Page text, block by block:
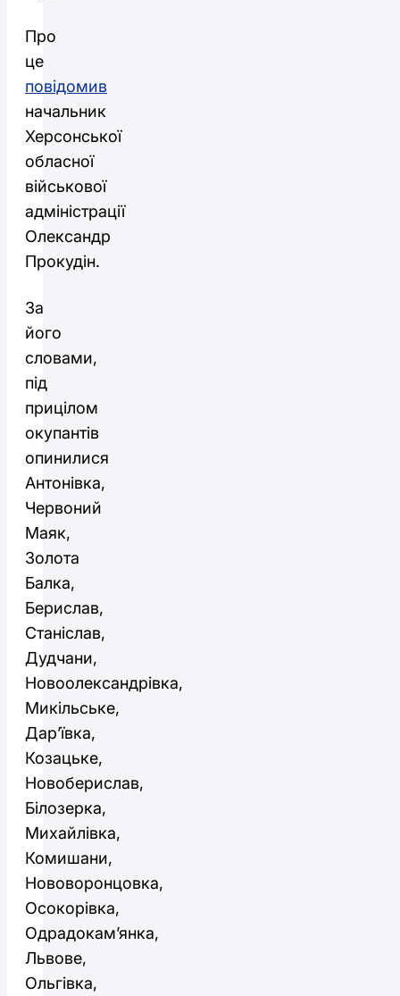
Про
це
повідомив
начальник
Херсонської
обласної
військової
адміністрації
Олександр
Прокудін.
За
його
словами,
під
прицілом
окупантів
опинилися
Антонівка,
Червоний
Маяк,
Золота
Балка,
Берислав,
Станіслав,
Дудчани,
Новоолександрівка,
Микільське,
Дар’ївка,
Козацьке,
Новоберислав,
Білозерка,
Михайлівка,
Комишани,
Нововоронцовка,
Осокорівка,
Одрадокам’янка,
Львове,
Ольгівка,